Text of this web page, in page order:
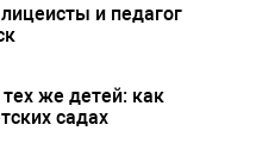
и педагог
же детей: как
садах